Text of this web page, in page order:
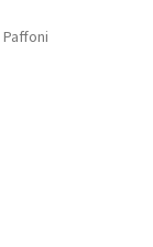
Paffoni